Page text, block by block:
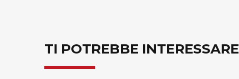
TI POTREBBE INTERESSARE